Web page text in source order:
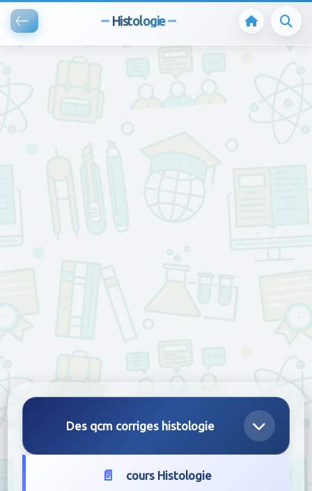
Histologie
Des qcm corriges histologie
cours Histologie